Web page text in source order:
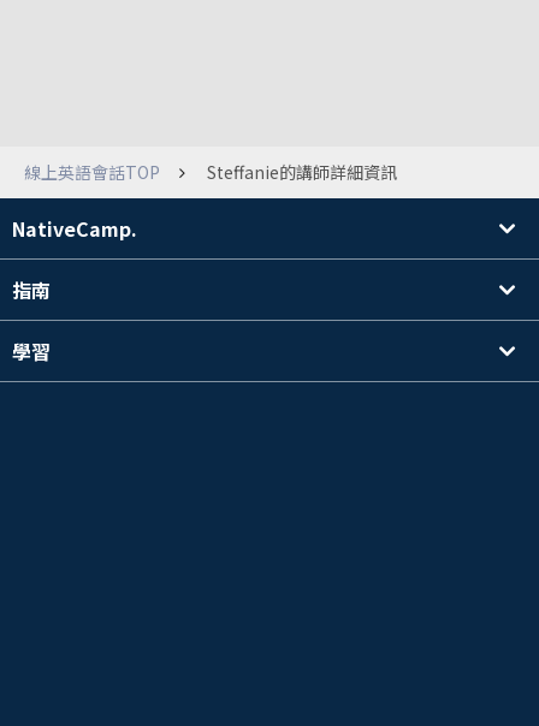
線上英語會話TOP Steffanie的講師詳細資訊
NativeCamp.
指南
學習